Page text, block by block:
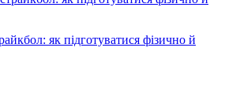
як підготуватися фізично й